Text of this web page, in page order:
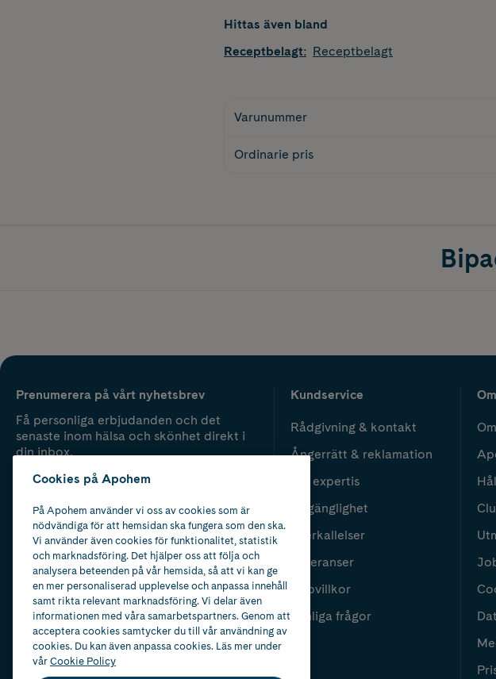
Hittas även bland
Receptbelagt: Receptbelagt
Varunummer
Ordinarie pris
Prenumerera på vårt nyhetsbrev
Få personliga erbjudanden och det
senaste inom hälsa och skönhet direkt i
din inbox.
Kundservice
Rådgivning & kontakt
Ångerrätt & reklamation
Vår expertis
Tillgänglighet
Återkallelser
Leveranser
Köpvillkor
Vanliga frågor
Cookies på Apohem
På Apohem använder vi oss av cookies som är
nödvändiga för att hemsidan ska fungera som den ska.
Vi använder även cookies för funktionalitet, statistik
och marknadsföring. Det hjälper oss att följa och
analysera beteenden på vår hemsida, så att vi kan ge
en mer personaliserad upplevelse och anpassa innehåll
samt rikta relevant marknadsföring. Vi delar även
informationen med våra samarbetspartners. Genom att
acceptera cookies samtycker du till vår användning av
cookies. Du kan även anpassa cookies. Läs mer under
vårCookie Policy